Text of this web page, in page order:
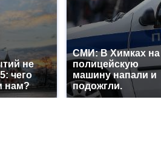
не
чего
нам?
СМИ: В Химках на
полицейскую
машину напали и
подожгли.